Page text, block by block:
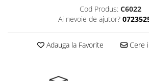
Jachete
Pantaloni
Salopetă cu pieptar
Cod Produs: C6022
Ai nevoie de ajutor?
Adauga la Favorite Cere